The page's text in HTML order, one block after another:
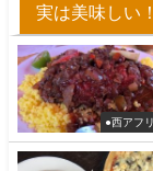
実は美味しい
●西アフ